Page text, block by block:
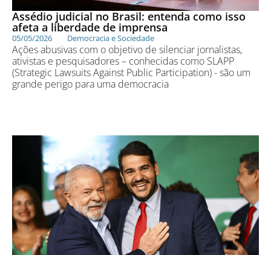
Assédio judicial no Brasil: entenda como isso
afeta a liberdade de imprensa
05/05/2026 Democracia e Sociedade
Ações abusivas com o objetivo de silenciar jornalistas,
ativistas e pesquisadores – conhecidas como SLAPP
(Strategic Lawsuits Against Public Participation) - são um
grande perigo para uma democracia